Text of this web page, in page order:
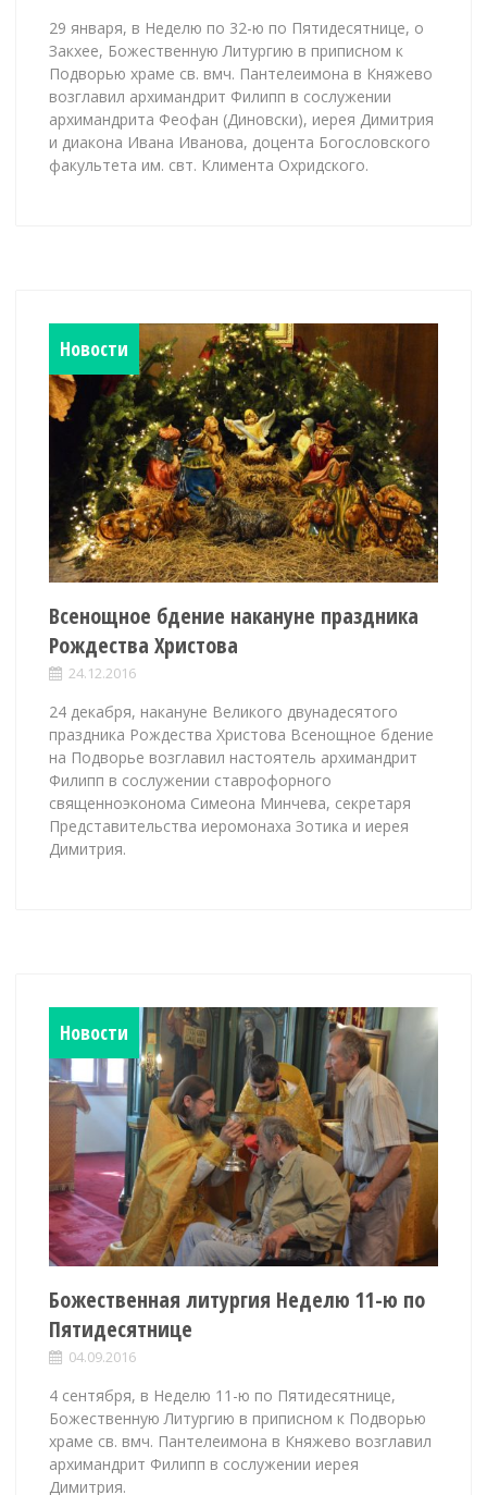
29 января, в Неделю по 32-ю по Пятидесятнице, о
Закхее, Божественную Литургию в приписном к
Подворью храме св. вмч. Пантелеимона в Княжево
возглавил архимандрит Филипп в сослужении
архимандрита Феофан (Диновски), иерея Димитрия
и диакона Ивана Иванова, доцента Богословского
факультета им. свт. Климента Охридского.
Новости
Всенощное бдение накануне праздника
Рождества Христова
24.12.2016
24 декабря, накануне Великого двунадесятого
праздника Рождества Христова Всенощное бдение
на Подворье возглавил настоятель архимандрит
Филипп в сослужении ставрофорного
священноэконома Симеона Минчева, секретаря
Представительства иеромонаха Зотика и иерея
Димитрия.
Новости
Божественная литургия Неделю 11-ю по
Пятидесятнице
04.09.2016
4 сентября, в Неделю 11-ю по Пятидесятнице,
Божественную Литургию в приписном к Подворью
храме св. вмч. Пантелеимона в Княжево возглавил
архимандрит Филипп в сослужении иерея
Димитрия.